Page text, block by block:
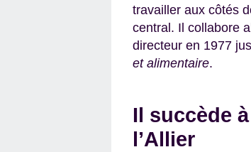
travailler aux côtés
central. Il collabore
directeur en 1977
et alimentaire.
Il succède
l’Allier